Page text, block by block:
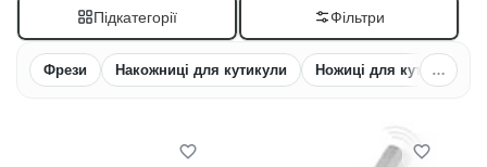
Підкатегорії
Фрези Накожниці для кутикули Ножиці для кутикули
… Всі